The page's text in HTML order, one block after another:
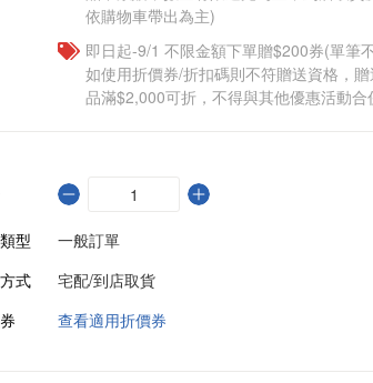
依購物車帶出為主)
即日起-9/1 不限金額下單贈$200券(單筆
如使用折價券/折扣碼則不符贈送資格，
品滿$2,000可折，不得與其他優惠活動合
型
一般訂單
式
宅配/到店取貨
查看適用折價券